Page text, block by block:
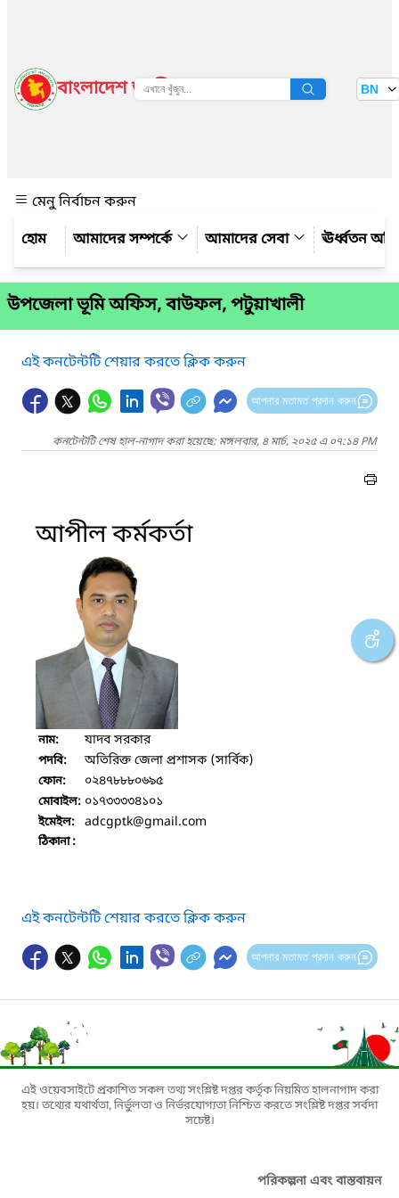
বাংলাদেশ জাতীয় তথ্য বাতায়ন BN
মেনু নির্বাচন করুন
আমাদের সম্পর্কে
আমাদের সেবা ঊর্ধ্বতন
উপজেলা ভূমি অফিস, বাউফল, পটুয়াখালী
এই কনটেন্টটি শেয়ার করতে ক্লিক করুন
আপনার মতামত প্রদান করুন
কনটেন্টটি শেষ হাল-নাগাদ করা হয়েছে: মঙ্গলবার, ৪ মার্চ, ২০২৫ এ ০৭:১৪ PM
আপীল কর্মকর্তা
নাম: যাদব সরকার
পদবি: অতিরিক্ত জেলা প্রশাসক (সার্বিক)
ফোন: ০২৪৭৮৮৮০৬৯৫
মোবাইল: ০১৭৩৩৩৩৪১০১
ইমেইল: adcgptk@gmail.com
ঠিকানা :
এই কনটেন্টটি শেয়ার করতে ক্লিক করুন
আপনার মতামত প্রদান করুন
এই ওয়েবসাইটে প্রকাশিত সকল তথ্য সংশ্লিষ্ট দপ্তর কর্তৃক নিয়মিত হালনাগাদ করা
হয়। তথ্যের যথার্থতা, নির্ভুলতা ও নির্ভরযোগ্যতা নিশ্চিত করতে সংশ্লিষ্ট দপ্তর সর্বদা
সচেষ্ট।
পরিকল্পনা এবং বাস্তবায়ন